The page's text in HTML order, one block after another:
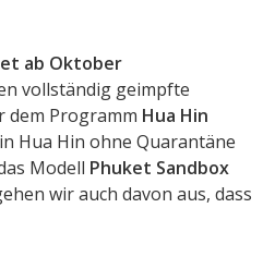
ab Oktober
vollständig geimpfte
dem Programm Hua Hin
Hua Hin ohne Quarantäne
Modell Phuket Sandbox
wir auch davon aus, dass